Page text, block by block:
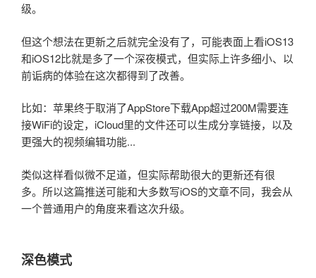
级。
但这个想法在更新之后就完全没有了，可能表面上看iOS13
和iOS12比就是多了一个深夜模式，但实际上许多细小、以
前诟病的体验在这次都得到了改善。
比如：苹果终于取消了AppStore下载App超过200M需要连
接WiFi的设定，iCloud里的文件还可以生成分享链接，以及
更强大的视频编辑功能...
类似这样看似微不足道，但实际帮助很大的更新还有很
多。所以这篇推送可能和大多数写iOS的文章不同，我会从
一个普通用户的角度来看这次升级。
深色模式